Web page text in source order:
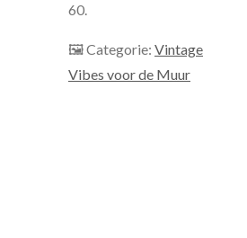
60.
🖼 Categorie: Vintage
Vibes voor de Muur